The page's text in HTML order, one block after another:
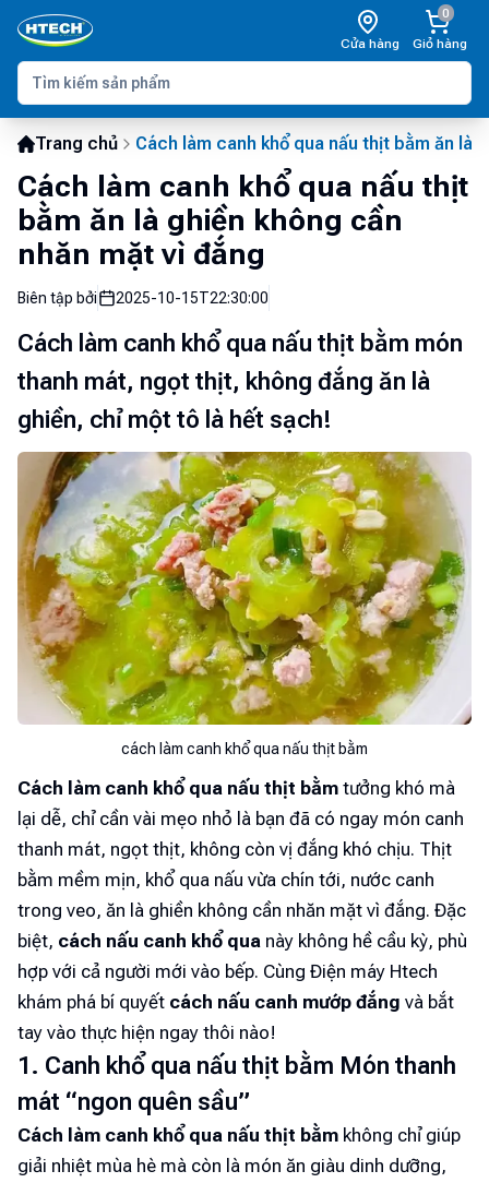
Cửa hàng
0
Giỏ hàng
Trang chủ Cách làm canh khổ qua nấu thịt bằm ăn là
Cách làm canh khổ qua nấu thịt
bằm ăn là ghiền không cần
nhăn mặt vì đắng
Biên tập bởi 2025-10-15T22:30:00
Cách làm canh khổ qua nấu thịt bằm món
thanh mát, ngọt thịt, không đắng ăn là
ghiền, chỉ một tô là hết sạch!
cách làm canh khổ qua nấu thịt bằm
Cách làm canh khổ qua nấu thịt bằm tưởng khó mà
lại dễ, chỉ cần vài mẹo nhỏ là bạn đã có ngay món canh
thanh mát, ngọt thịt, không còn vị đắng khó chịu. Thịt
bằm mềm mịn, khổ qua nấu vừa chín tới, nước canh
trong veo, ăn là ghiền không cần nhăn mặt vì đắng. Đặc
biệt, cách nấu canh khổ qua này không hề cầu kỳ, phù
hợp với cả người mới vào bếp. Cùng Điện máy Htech
khám phá bí quyết cách nấu canh mướp đắng và bắt
tay vào thực hiện ngay thôi nào!
1. Canh khổ qua nấu thịt bằm Món thanh
mát “ngon quên sầu”
Cách làm canh khổ qua nấu thịt bằm không chỉ giúp
giải nhiệt mùa hè mà còn là món ăn giàu dinh dưỡng,